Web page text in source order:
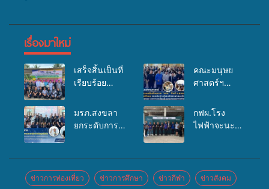
เรื่องมาใหม่
เสร็จสิ้นเป็นที่
เรียบร้อย
เคลื่อนที่
บริการด้าน
สุขภาพแก่
ประชาชนใน
คณะมนุษย
ศาสตร์ฯ
จัดอบรมเสริม
ศักยภาพ
กองทุน
สุขภาพตำบล
รองรับการจัด
มรภ.สงขลา
ยกระดับการ
องค์ความรู้
กฟผ.โรง
ไฟฟ้าจะนะ
พยาบาลศิคริ
ข่าวการท่องเที่ยว ข่าวการศึกษา ข่าวกีฬา ข่าวสังคม